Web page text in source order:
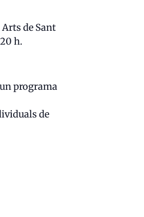
Arts de Sant
h.
programa
de